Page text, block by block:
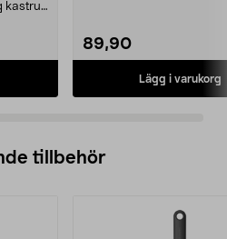
kastrull
89,90
Lägg i varukorg
tillbehör